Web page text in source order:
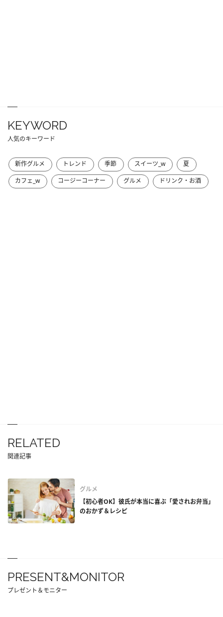
KEYWORD
人気のキーワード
新作グルメ トレンド 季節 スイーツ_w
夏
カフェ_w
コージーコーナー グルメ ドリンク・お酒
RELATED
関連記事
グルメ
【初心者OK】彼氏が本当に喜ぶ「愛されお弁当」
のおかず＆レシピ
PRESENT&MONITOR
プレゼント＆モニター